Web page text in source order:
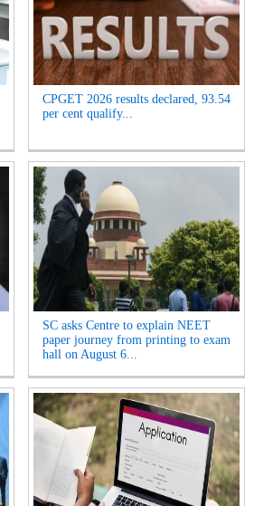
CPGET 2026 results declared, 93.54
per cent qualify...
SC asks Centre to explain NEET
paper journey from printing to exam
hall on August 6...